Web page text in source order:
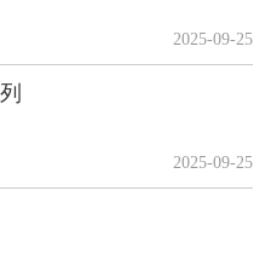
2025-09-25
2025-09-25